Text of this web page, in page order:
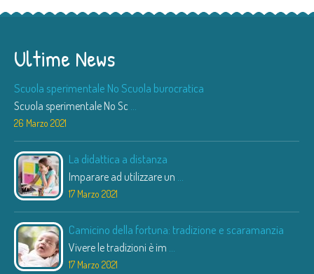
Ultime News
Scuola sperimentale No Scuola burocratica
Scuola sperimentale No Sc
26 Marzo 2021
La didattica a distanza
Imparare ad utilizzare un
17 Marzo 2021
Camicino della fortuna: tradizione e scaramanzia
Vivere le tradizioni è im
17 Marzo 2021